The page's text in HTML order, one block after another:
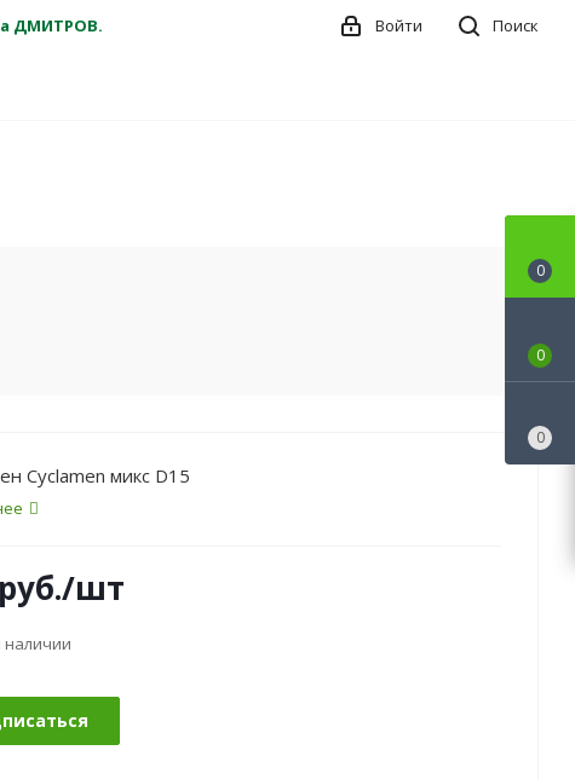
ДМИТРОВ.
Поиск
Войти
Cyclamen микс D15
руб./шт
наличии
0
0
0